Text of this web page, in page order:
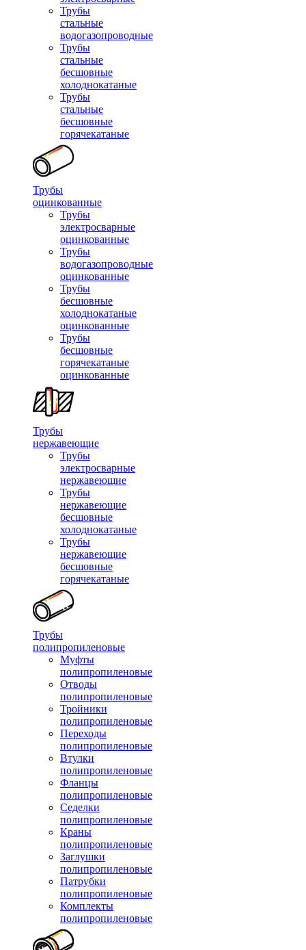
Трубы
стальные
водогазопроводные
Трубы
стальные
бесшовные
холоднокатаные
Трубы
стальные
бесшовные
горячекатаные
Трубы
оцинкованные
Трубы
электросварные
оцинкованные
Трубы
водогазопроводные
оцинкованные
Трубы
бесшовные
холоднокатаные
оцинкованные
Трубы
бесшовные
горячекатаные
оцинкованные
Трубы
нержавеющие
Трубы
электросварные
нержавеющие
Трубы
нержавеющие
бесшовные
холоднокатаные
Трубы
нержавеющие
бесшовные
горячекатаные
Трубы
полипропиленовые
Муфты
полипропиленовые
Отводы
полипропиленовые
Тройники
полипропиленовые
Переходы
полипропиленовые
Втулки
полипропиленовые
Фланцы
полипропиленовые
Седелки
полипропиленовые
Краны
полипропиленовые
Заглушки
полипропиленовые
Патрубки
полипропиленовые
Комплекты
полипропиленовые